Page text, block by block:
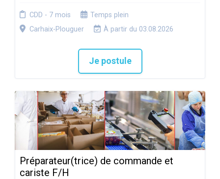
CDD - 7 mois
Temps plein
Carhaix-Plouguer
À partir du 03.08.2026
Je postule
Préparateur(trice) de commande et
cariste F/H